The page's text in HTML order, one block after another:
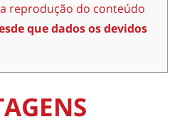
reprodução do conteúdo
que dados os devidos